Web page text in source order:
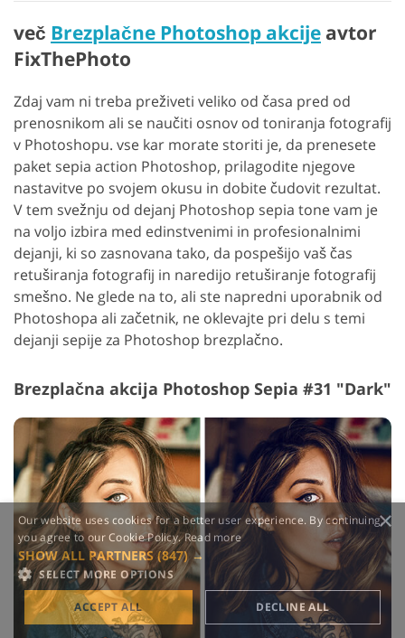
več Brezplačne Photoshop akcije avtor
FixThePhoto
Zdaj vam ni treba preživeti veliko od časa pred od
prenosnikom ali se naučiti osnov od toniranja fotografij
v Photoshopu. vse kar morate storiti je, da prenesete
paket sepia action Photoshop, prilagodite njegove
nastavitve po svojem okusu in dobite čudovit rezultat.
V tem svežnju od dejanj Photoshop sepia tone vam je
na voljo izbira med edinstvenimi in profesionalnimi
dejanji, ki so zasnovana tako, da pospešijo vaš čas
retuširanja fotografij in naredijo retuširanje fotografij
smešno. Ne glede na to, ali ste napredni uporabnik od
Photoshopa ali začetnik, ne oklevajte pri delu s temi
dejanji sepije za Photoshop brezplačno.
Brezplačna akcija Photoshop Sepia #31 "Dark"
×
Our website uses cookies for a better user experience. By continuing,
you agree to our Cookie Policy.Read more
SHOW ALL PARTNERS(847) →
SELECT MORE OPTIONS
ACCEPT ALL DECLINE ALL